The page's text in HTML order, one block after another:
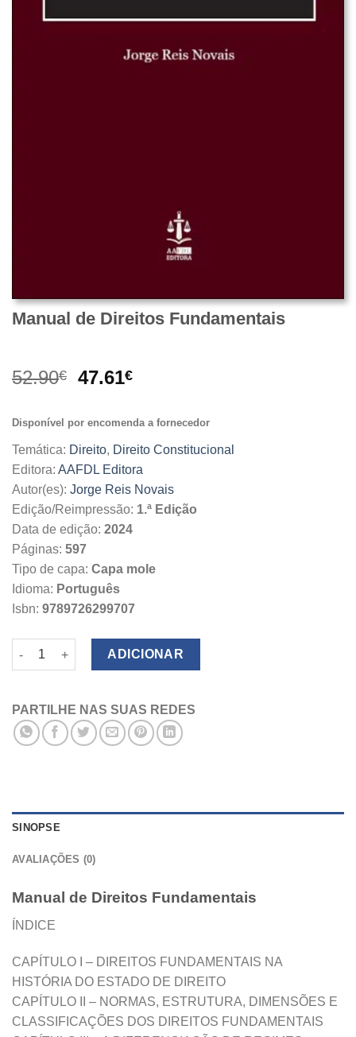
Manual de Direitos Fundamentais
52.90€
O
original
52.90€.
47.61€O
atual
47.61€.
Disponível por encomenda a fornecedor
Temática: Direito, Direito Constitucional
Editora: AAFDL Editora
Autor(es): Jorge Reis Novais
Edição/Reimpressão: 1.ª Edição
Data de edição: 2024
Páginas: 597
Tipo de capa: Capa mole
Idioma: Português
Isbn: 9789726299707
Quantidade de Manual de Direitos Fundamentais
ADICIONAR
PARTILHE NAS SUAS REDES
SINOPSE
AVALIAÇÕES (0)
Manual de Direitos Fundamentais
ÍNDICE
CAPÍTULO I – DIREITOS FUNDAMENTAIS NA
HISTÓRIA DO ESTADO DE DIREITO
CAPÍTULO II – NORMAS, ESTRUTURA, DIMENSÕES E
CLASSIFICAÇÕES DOS DIREITOS FUNDAMENTAIS